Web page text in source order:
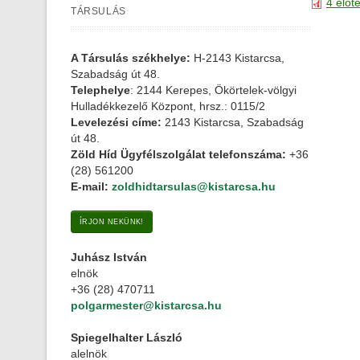
TÁRSULÁS
A Társulás székhelye: H-2143 Kistarcsa,
Szabadság út 48.
Telephelye: 2144 Kerepes, Ökörtelek-völgyi
Hulladékkezelő Központ, hrsz.: 0115/2
Levelezési címe: 2143 Kistarcsa, Szabadság
út 48.
Zöld Híd Ügyfélszolgálat telefonszáma: +36
(28) 561200
E-mail: zoldhidtarsulas@kistarcsa.hu
ÍRJON NEKÜNK!
Juhász István
elnök
+36 (28) 470711
polgarmester@kistarcsa.hu
Spiegelhalter László
alelnök